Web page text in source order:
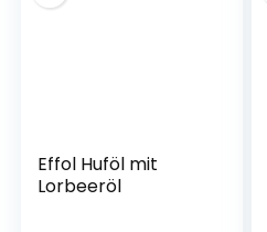
Effol Huföl mit
Lorbeeröl